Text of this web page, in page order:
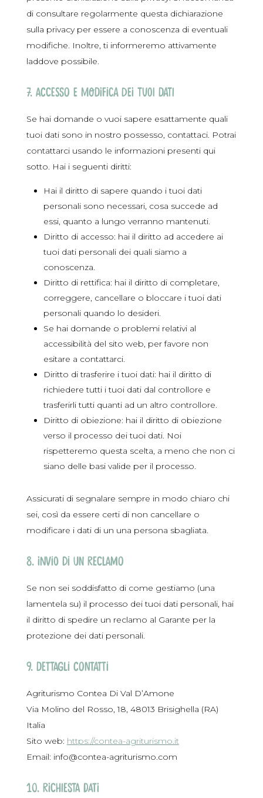
di consultare regolarmente questa dichiarazione
sulla privacy per essere a conoscenza di eventuali
modifiche. Inoltre, ti informeremo attivamente
laddove possibile.
7. Accesso e modifica dei tuoi dati
Se hai domande o vuoi sapere esattamente quali
tuoi dati sono in nostro possesso, contattaci. Potrai
contattarci usando le informazioni presenti qui
sotto. Hai i seguenti diritti:
Hai il diritto di sapere quando i tuoi dati
personali sono necessari, cosa succede ad
essi, quanto a lungo verranno mantenuti.
Diritto di accesso: hai il diritto ad accedere ai
tuoi dati personali dei quali siamo a
conoscenza.
Diritto di rettifica: hai il diritto di completare,
correggere, cancellare o bloccare i tuoi dati
personali quando lo desideri.
Se hai domande o problemi relativi al
accessibilità del sito web, per favore non
esitare a contattarci.
Diritto di trasferire i tuoi dati: hai il diritto di
richiedere tutti i tuoi dati dal controllore e
trasferirli tutti quanti ad un altro controllore.
Diritto di obiezione: hai il diritto di obiezione
verso il processo dei tuoi dati. Noi
rispetteremo questa scelta, a meno che non ci
siano delle basi valide per il processo.
Assicurati di segnalare sempre in modo chiaro chi
sei, così da essere certi di non cancellare o
modificare i dati di un una persona sbagliata.
8. Invio di un reclamo
Se non sei soddisfatto di come gestiamo (una
lamentela su) il processo dei tuoi dati personali, hai
il diritto di spedire un reclamo al Garante per la
protezione dei dati personali.
9. Dettagli contatti
Agriturismo Contea Di Val D’Amone
Via Molino del Rosso, 18, 48013 Brisighella (RA)
Italia
Sito web: https://contea-agriturismo.it
Email: info@contea-agriturismo.com
10. Richiesta Dati